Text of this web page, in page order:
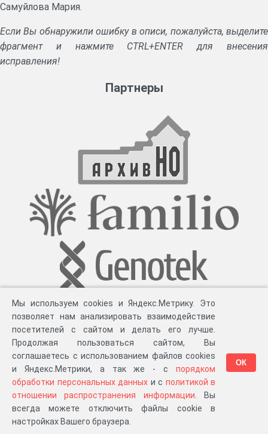
Самуйлова Мария.
Если Вы обнаружили ошибку в описи, пожалуйста, выделите
фрагмент и нажмите CTRL+ENTER для внесения
исправления!
Партнеры
Разработка компании «Великіе предки», 2023-2026 гг. Блог.Суть проекта
Персональные данные.Распространение информации . ЧаВО. Сборка 111.35
Мы используем cookies и Яндекс.Метрику. Это
позволяет нам анализировать взаимодействие
посетителей с сайтом и делать его лучше.
Продолжая пользоваться сайтом, Вы
соглашаетесь с использованием файлов cookies
и Яндекс.Метрики, а так же - с порядком
обработки персональных данных и с политикой в
отношении распространения информации . Вы
всегда можете отключить файлы cookie в
настройках Вашего браузера.
ОК
в «Мои документы»
…или в один из ваших проектов: